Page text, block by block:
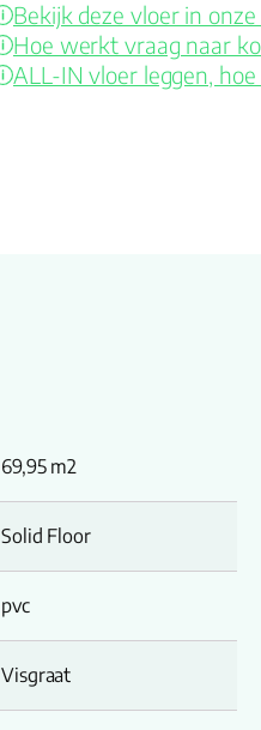
Bekijk deze vloer in
Hoe werkt vraag naar
ALL-IN vloer leggen,
69,95 m2
Solid Floor
pvc
Visgraat